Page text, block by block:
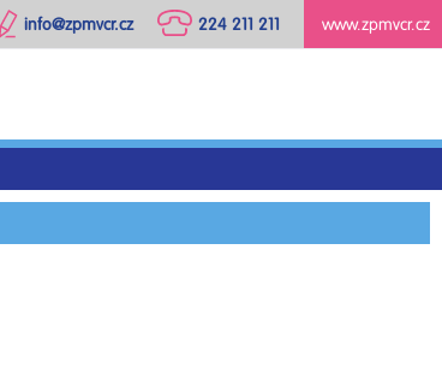
www.zpmvcr.cz
224 211 211
info@zpmvcr.cz